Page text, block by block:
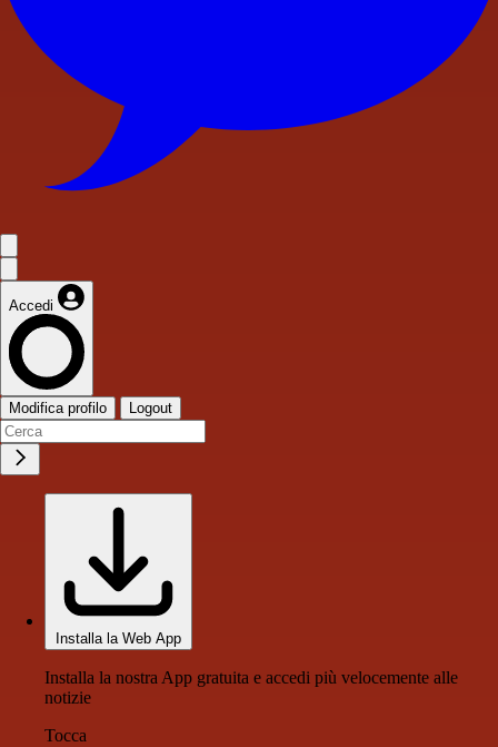
Accedi
Modifica profilo Logout
Installa la Web App
Installa la nostra App gratuita e accedi più velocemente alle
notizie
Tocca